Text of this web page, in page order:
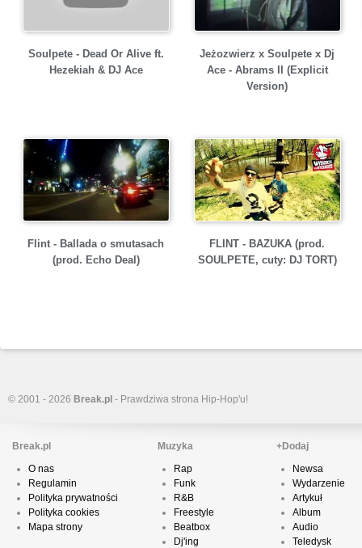
Soulpete - Dead Or Alive ft.
Hezekiah & DJ Ace
Jeżozwierz x Soulpete x Dj
Ace - Abrams II (Explicit
Version)
Flint - Ballada o smutasach
(prod. Echo Deal)
FLINT - BAZUKA (prod.
SOULPETE, cuty: DJ TORT)
© 2001 - 2026 Break.pl - Prawdziwa strona Hip-Hop'u!
Break.pl
O nas
Regulamin
Polityka prywatności
Polityka cookies
Mapa strony
Muzyka
Rap
Funk
R&B
Freestyle
Beatbox
Dj'ing
+Dodaj
Newsa
Wydarzenie
Artykuł
Album
Audio
Teledysk